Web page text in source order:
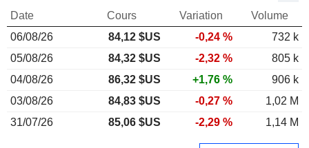
Date Cours Variation
Volume
06/08/26
84,12 $US -0,24 %
732 k
05/08/26
84,32 $US -2,32 %
805 k
04/08/26
86,32 $US +1,76 %
906 k
03/08/26
84,83 $US -0,27 %
1,02 M
31/07/26
85,06 $US -2,29 % 1,14 M